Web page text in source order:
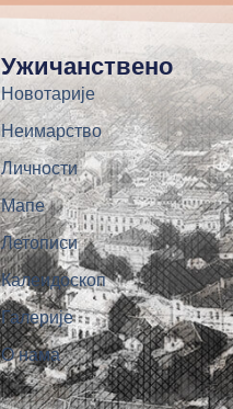
Ужичанствено
Новотарије
Неимарство
Личности
Мапе
Летописи
Калеидоскоп
Галерије
О нама